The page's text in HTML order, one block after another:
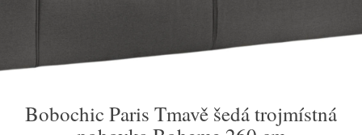
Bobochic Paris Tmavě šedá trojmístná